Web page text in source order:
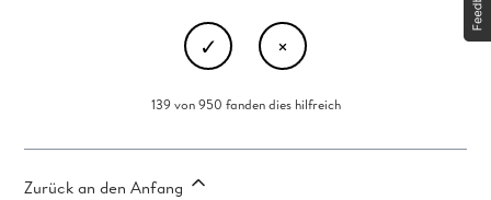
139 von 950 fanden dies hilfreich
Zurück an den Anfang